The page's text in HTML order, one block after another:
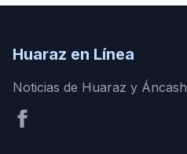
Huaraz en Línea
Noticias de Huaraz y Áncash